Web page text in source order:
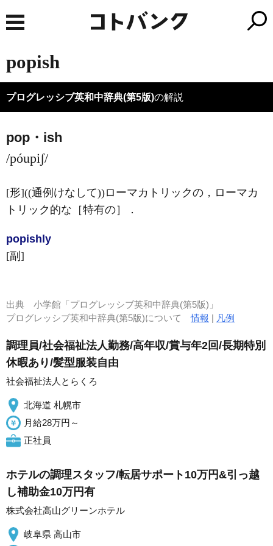
popish
プログレッシブ英和中辞典(第5版)の解説
pop・ish
/póupiʃ/
[形]((通例けなして))ローマカトリックの，ローマカ
トリック的な［特有の］
．
popish ly
[副]
出典 小学館「プログレッシブ英和中辞典(第5版)」
プログレッシブ英和中辞典(第5版)について情報 | 凡例
調理員/社会福祉法人勤務/高年収/賞与年2回/長期特別
休暇あり/髪型服装自由
社会福祉法人とらくろ
北海道 札幌市
月給28万円～
正社員
ホテルの調理スタッフ/転居サポート10万円&引っ越
し補助金10万円有
株式会社高山グリーンホテル
岐阜県 高山市